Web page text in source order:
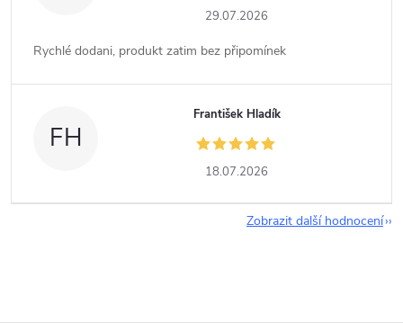
29.07.2026
Rychlé dodani, produkt zatim bez připomínek
FH
František Hladík
18.07.2026
Zobrazit další hodnocení